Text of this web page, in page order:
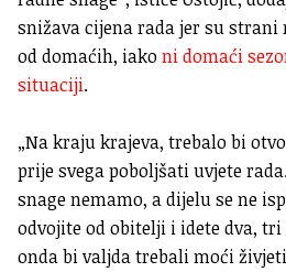
snižava cijena rada jer su
od domaćih, iakoni domaći
situaciji.
„Na kraju krajeva, trebalo bi
prije svega poboljšati uvjete
snage nemamo, a dijelu se ne
odvojite od obitelji i idete dva,
onda bi valjda trebali moći